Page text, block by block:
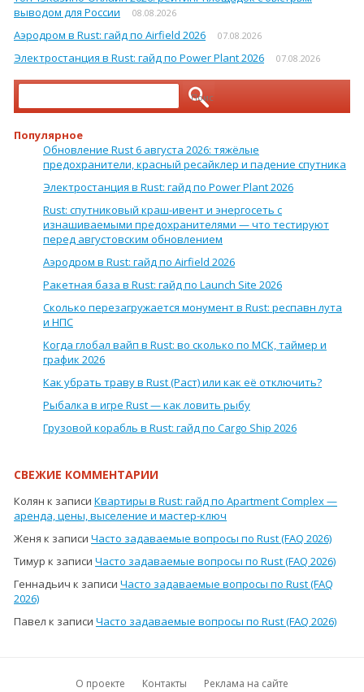
выводом для России
08.08.2026
Аэродром в Rust: гайд по Airfield 2026 07.08.2026
Электростанция в Rust: гайд по Power Plant 2026 07.08.2026
Найти:
Популярное
Обновление Rust 6 августа 2026: тяжёлые
предохранители, красный ресайклер и падение спутника
Электростанция в Rust: гайд по Power Plant 2026
Rust: спутниковый краш-ивент и энергосеть с
изнашиваемыми предохранителями — что тестируют
перед августовским обновлением
Аэродром в Rust: гайд по Airfield 2026
Ракетная база в Rust: гайд по Launch Site 2026
Сколько перезагружается монумент в Rust: респавн лута
и НПС
Когда глобал вайп в Rust: во сколько по МСК, таймер и
график 2026
Как убрать траву в Rust (Раст) или как её отключить?
Рыбалка в игре Rust — как ловить рыбу
Грузовой корабль в Rust: гайд по Cargo Ship 2026
СВЕЖИЕ КОММЕНТАРИИ
Колян к записи Квартиры в Rust: гайд по Apartment Complex —
аренда, цены, выселение и мастер-ключ
Женя к записи Часто задаваемые вопросы по Rust (FAQ 2026)
Тимур к записи Часто задаваемые вопросы по Rust (FAQ 2026)
Геннадьич к записи Часто задаваемые вопросы по Rust (FAQ
2026)
Павел к записи Часто задаваемые вопросы по Rust (FAQ 2026)
О проекте Контакты
Реклама на сайте